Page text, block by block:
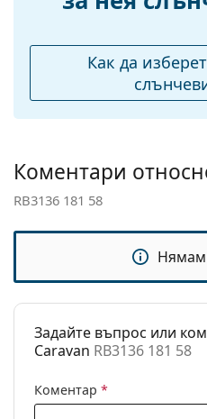
подложки за нос:
Да
Аксесоари
Кърпичка за
почистване:
Да
Марка:
Ray-
Предназначение: Мода
Как да
Коментари
RB3136 181 58
Задайте въпрос или
Caravan RB3136 181 58
Коментар *